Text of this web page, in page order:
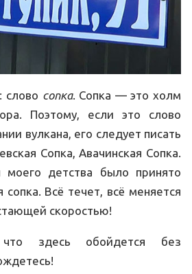
слово сопка. Сопка — это холм
Поэтому, если это слово
вулкана, его следует писать
Сопка, Авачинская Сопка.
детства было принято
сопка. Всё течет, всё меняется
скоростью!
здесь обойдется без